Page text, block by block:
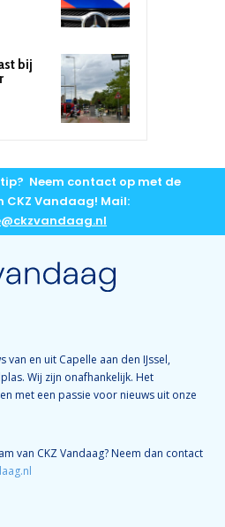
bij
tip? Neem contact op met de
CKZ Vandaag! Mail:
van en uit Capelle aan den IJssel,
Wij zijn onafhankelijk. Het
met een passie voor nieuws uit onze
van CKZ Vandaag? Neem dan contact